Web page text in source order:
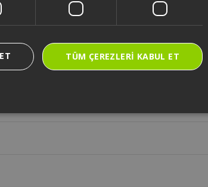
mi?
mudur?
TÜM ÇEREZLERI KABUL ET